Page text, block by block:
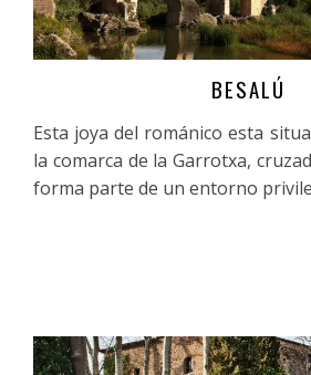
BESALÚ
Esta joya del románico esta
la comarca de la Garrotxa,
forma parte de un entorno